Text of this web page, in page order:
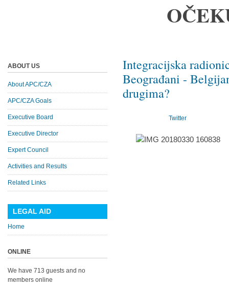
Integracijska
Beograđani -
drugima?
Twitter
ABOUT US
About APC/CZA
APC/CZA Goals
Executive Board
Executive Director
Expert Council
Activities and Results
Related Links
LEGAL AID
Home
ONLINE
We have 713 guests and no
members online